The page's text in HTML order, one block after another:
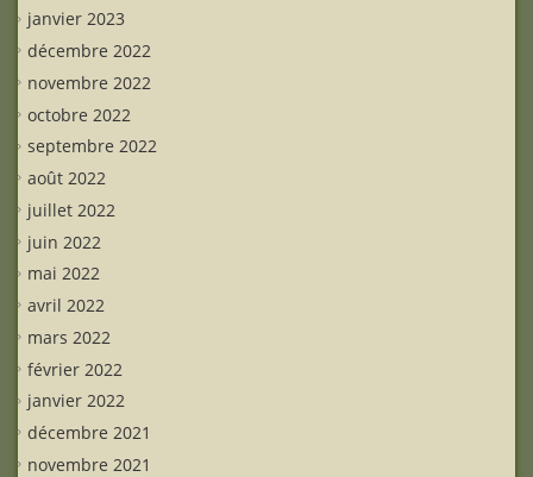
janvier 2023
décembre 2022
novembre 2022
octobre 2022
septembre 2022
août 2022
juillet 2022
juin 2022
mai 2022
avril 2022
mars 2022
février 2022
janvier 2022
décembre 2021
novembre 2021